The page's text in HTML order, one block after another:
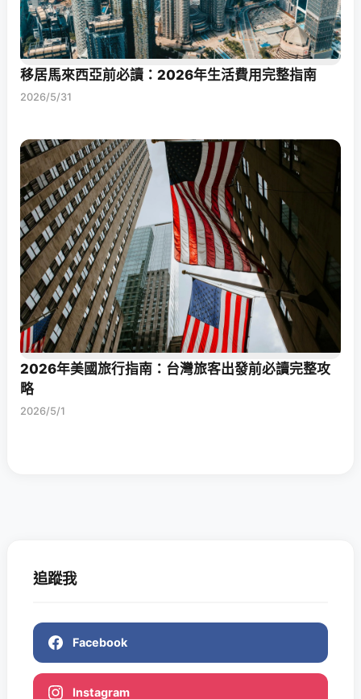
移居馬來西亞前必讀：2026年生活費用完整指南
2026/5/31
2026年美國旅行指南：台灣旅客出發前必讀完整攻
略
2026/5/1
追蹤我
Facebook
Instagram